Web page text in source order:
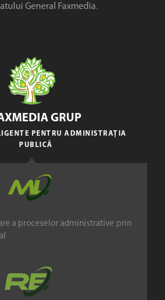
General Faxmedia.
a proceselor administrative prin
GRUP
PENTRU ADMINISTRAȚIA
PUBLICĂ